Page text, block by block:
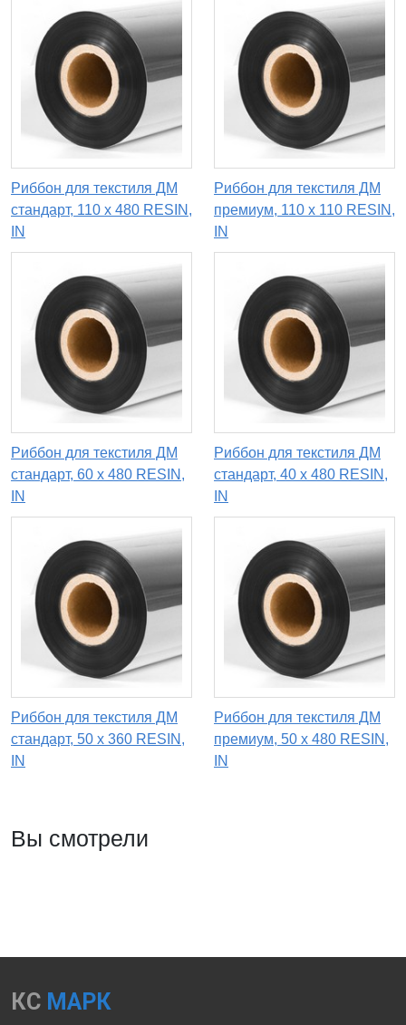
Риббон для текстиля ДМ
стандарт, 110 х 480 RESIN,
IN
Риббон для текстиля ДМ
премиум, 110 x 110 RESIN,
IN
Риббон для текстиля ДМ
стандарт, 60 х 480 RESIN,
IN
Риббон для текстиля ДМ
стандарт, 40 х 480 RESIN,
IN
Риббон для текстиля ДМ
стандарт, 50 х 360 RESIN,
IN
Риббон для текстиля ДМ
премиум, 50 х 480 RESIN,
IN
Вы смотрели
КС МАРК